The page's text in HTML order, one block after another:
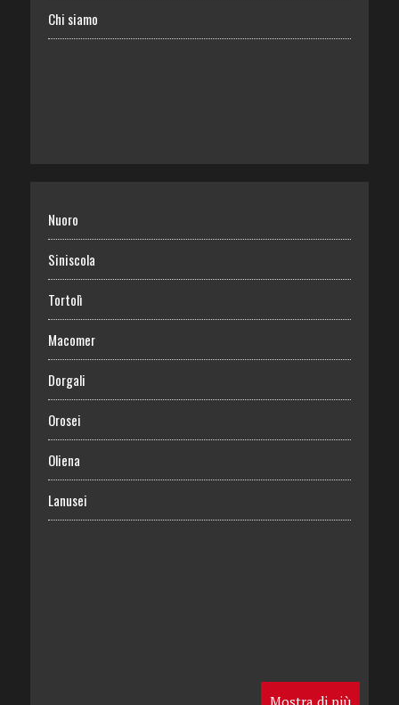
Chi siamo
Nuoro
Siniscola
Tortolì
Macomer
Dorgali
Orosei
Oliena
Lanusei
Mostra di più